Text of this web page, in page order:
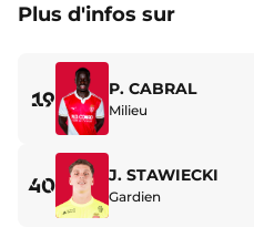
Plus d'infos sur
19 P. CABRAL
Milieu
40 J. STAWIECKI
Gardien